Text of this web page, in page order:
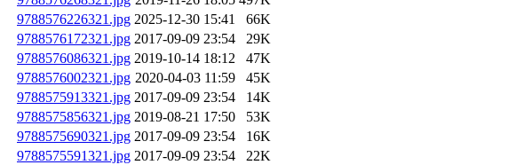
9788576226321.jpg 2025-12-30 15:41
66K
9788576172321.jpg 2017-09-09 23:54
29K
9788576086321.jpg 2019-10-14 18:12
47K
9788576002321.jpg 2020-04-03 11:59
45K
9788575913321.jpg 2017-09-09 23:54
14K
9788575856321.jpg 2019-08-21 17:50
53K
9788575690321.jpg 2017-09-09 23:54
16K
9788575591321.jpg 2017-09-09 23:54
22K